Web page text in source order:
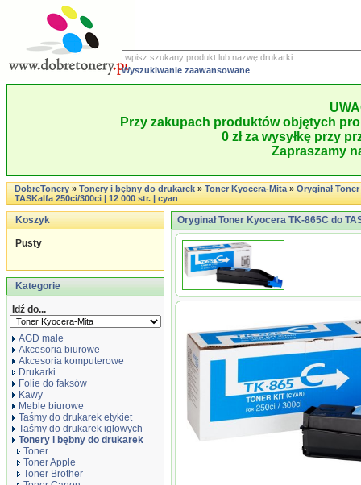
Wyszukiwanie zaawansowane
Przy zakupach produktów objętych
0 zł za wysyłkę przy
Zapraszamy
DobreTonery»Tonery i bębny do drukarek»Toner Kyocera-Mita»Oryginał
TASKalfa 250ci/300ci | 12 000 str. | cyan
Koszyk
Pusty
Kategorie
Idź do...
AGD małe
Akcesoria biurowe
Akcesoria komputerowe
Drukarki
Folie do faksów
Kawy
Meble biurowe
Taśmy do drukarek etykiet
Taśmy do drukarek igłowych
Tonery i bębny do drukarek
Toner
Toner Apple
Toner Brother
Oryginał Toner Kyocera TK-865C do